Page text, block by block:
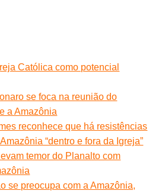
Católica como potencial
se foca na reunião do
a Amazônia
reconhece que há resistências
“dentro e fora da Igreja”
temor do Planalto com
se preocupa com a Amazônia,